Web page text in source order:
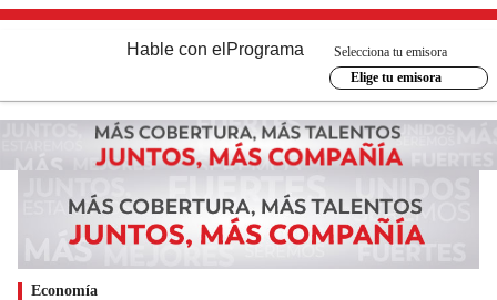
Hable con el Programa
Selecciona tu emisora
Elige tu emisora
Economía